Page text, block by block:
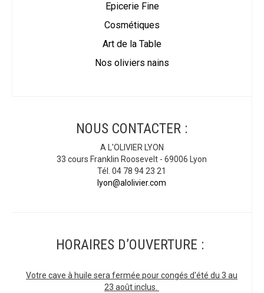
Epicerie Fine
Cosmétiques
Art de la Table
Nos oliviers nains
NOUS CONTACTER :
A L'OLIVIER LYON
33 cours Franklin Roosevelt - 69006 Lyon
Tél. 04 78 94 23 21
lyon@alolivier.com
HORAIRES D’OUVERTURE :
Votre cave à huile sera fermée pour congés d'été du 3 au
23 août inclus.